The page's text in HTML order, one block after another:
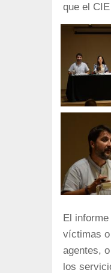
que el
El
víctimas
agentes,
los